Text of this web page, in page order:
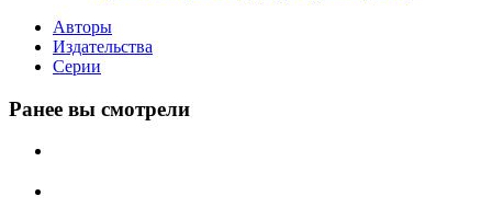
Авторы
Издательства
Серии
Ранее вы смотрели